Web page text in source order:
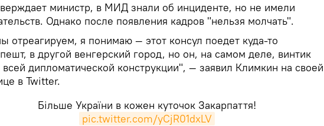
министр, в МИД знали об инциденте, но не имели
Однако после появления кадров "нельзя молчать".
отреагируем, я понимаю — этот консул поедет куда-то
в другой венгерский город, но он, на самом деле, винтик
всей дипломатической конструкции", — заявил Климкин на своей
в Twitter.
Більше України в кожен куточок Закарпаття!
pic.twitter.com/yCjR01dxLV